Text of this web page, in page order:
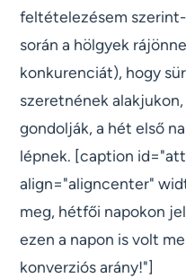
feltételezésem
során a hölgyek
konkurenciát), hogy
szeretnének
gondolják, a hét első
lépnek. [caption
align="aligncenter"
meg, hétfői napokon
ezen a napon is volt
konverziós arány!"]